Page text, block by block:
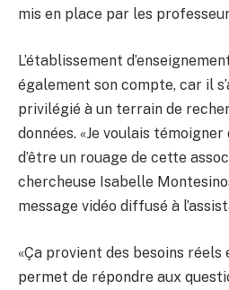
mis en place par les
L’établissement
également son compte, car il
privilégié à un terrain de
données. «Je voulais
d’être un rouage de cette
chercheuse Isabelle
message vidéo diffusé à
«Ça provient des besoins
permet de répondre aux